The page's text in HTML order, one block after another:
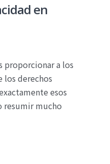
en
proporcionar a los
derechos
esos
resumir mucho